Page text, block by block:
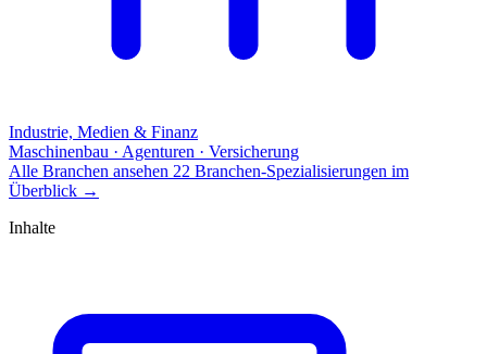
Industrie, Medien & Finanz
Maschinenbau · Agenturen · Versicherung
Alle Branchen ansehen 22 Branchen-Spezialisierungen im
Überblick →
Inhalte